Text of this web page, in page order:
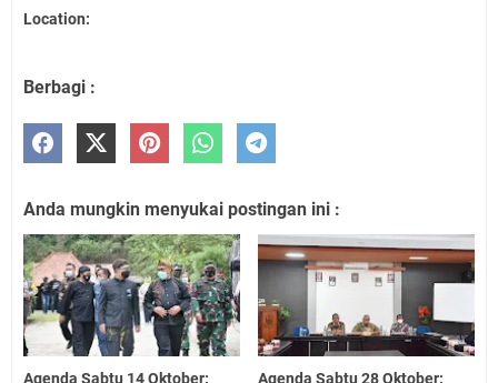
Location:
Berbagi :
Anda mungkin menyukai postingan ini :
Agenda Sabtu 14 Oktober: Agenda Sabtu 28 Oktober: